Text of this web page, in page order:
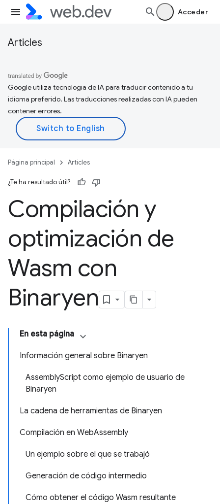
Acceder
Articles
Google utiliza tecnología de IA para traducir contenido a tu
idioma preferido. Las traducciones realizadas con IA pueden
contener errores.
Página principal Articles
¿Te ha resultado útil?
Compilación y
optimización de
Wasm con
Binaryen
En esta página
Información general sobre Binaryen
AssemblyScript como ejemplo de usuario de
Binaryen
La cadena de herramientas de Binaryen
Compilación en WebAssembly
Un ejemplo sobre el que se trabajó
Generación de código intermedio
Cómo obtener el código Wasm resultante